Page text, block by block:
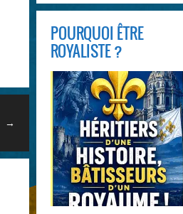
→
POURQUOI ÊTRE
ROYALISTE ?